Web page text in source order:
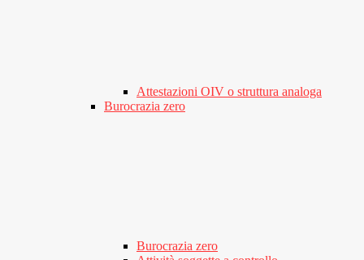
Attestazioni OIV o struttura analoga
Burocrazia zero
Burocrazia zero